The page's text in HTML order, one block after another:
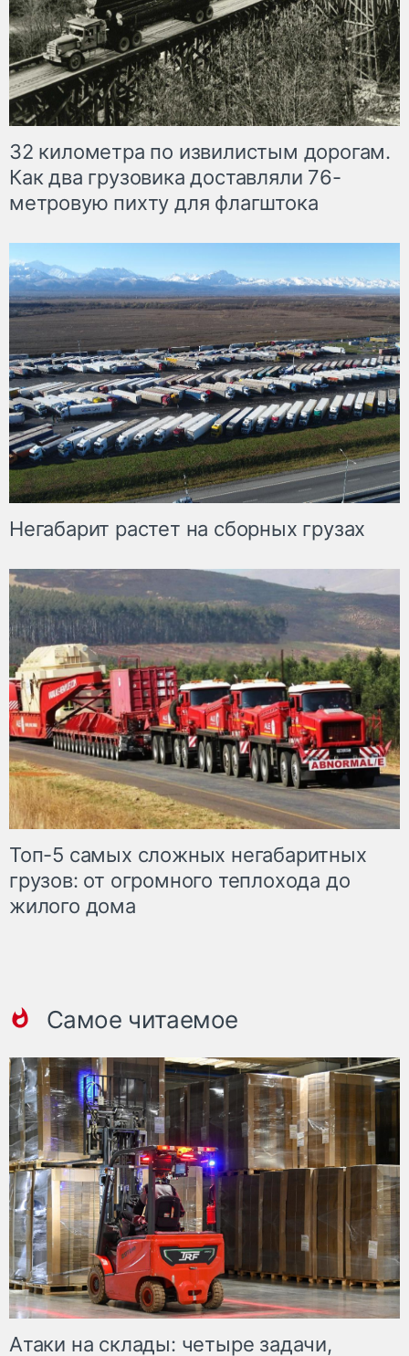
32 километра по извилистым дорогам.
Как два грузовика доставляли 76-
метровую пихту для флагштока
Негабарит растет на сборных грузах
Топ-5 самых сложных негабаритных
грузов: от огромного теплохода до
жилого дома
Самое читаемое
Атаки на склады: четыре задачи,